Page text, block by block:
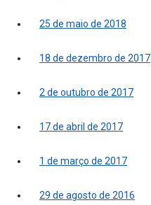
25 de maio de 2018
18 de dezembro de 2017
2 de outubro de 2017
17 de abril de 2017
1 de março de 2017
29 de agosto de 2016